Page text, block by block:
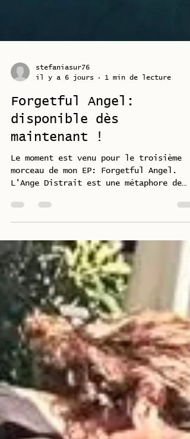
stefaniasur76
il y a 6 jours
1 min de lecture
Forgetful Angel:
maintenant !
Le moment est venu pour le troisième
morceau de mon EP: Forgetful Angel.
douceur, pour ensuite s'oublier elle-
même et oublier son propre but,
s'évanouissant au fil de son errance,
nous laissant enchantés et émerveillés
pour un instant fugace. Il y a quelque
chose d'imparfait dans la grâce de cet
Ange, ce qui le rend profondément
humain, tout comme la musique...